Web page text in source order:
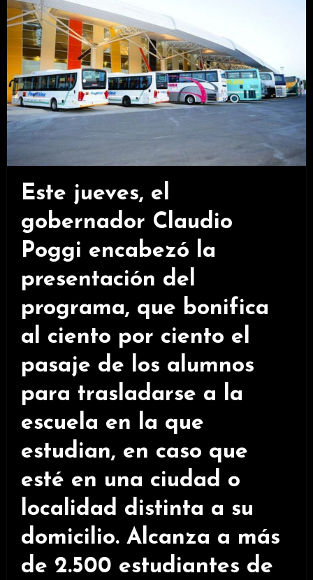
Este jueves, el
gobernador Claudio
Poggi encabezó la
presentación del
programa, que bonifica
al ciento por ciento el
pasaje de los alumnos
para trasladarse a la
escuela en la que
estudian, en caso que
esté en una ciudad o
localidad distinta a su
domicilio. Alcanza a más
de 2.500 estudiantes de